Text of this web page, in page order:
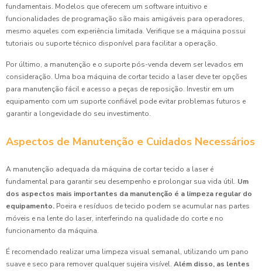
fundamentais. Modelos que oferecem um software intuitivo e
funcionalidades de programação são mais amigáveis para operadores,
mesmo aqueles com experiência limitada. Verifique se a máquina possui
tutoriais ou suporte técnico disponível para facilitar a operação.
Por último, a manutenção e o suporte pós-venda devem ser levados em
consideração. Uma boa máquina de cortar tecido a laser deve ter opções
para manutenção fácil e acesso a peças de reposição. Investir em um
equipamento com um suporte confiável pode evitar problemas futuros e
garantir a longevidade do seu investimento.
Aspectos de Manutenção e Cuidados Necessários
A manutenção adequada da máquina de cortar tecido a laser é
fundamental para garantir seu desempenho e prolongar sua vida útil. Um
dos aspectos mais importantes da manutenção é a limpeza regular do
equipamento. Poeira e resíduos de tecido podem se acumular nas partes
móveis e na lente do laser, interferindo na qualidade do corte e no
funcionamento da máquina.
É recomendado realizar uma limpeza visual semanal, utilizando um pano
suave e seco para remover qualquer sujeira visível. Além disso, as lentes